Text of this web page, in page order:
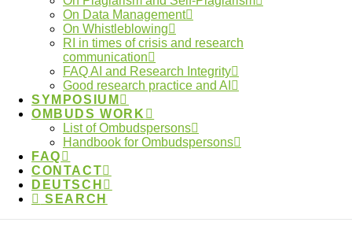
On Data Management
On Whistleblowing
RI in times of crisis and research
communication
FAQ AI and Research Integrity
Good research practice and AI
SYMPOSIUM
OMBUDS WORK
List of Ombudspersons
Handbook for Ombudspersons
FAQ
CONTACT
DEUTSCH
SEARCH
Eugene Chystiakov
Tags:authorships,data usage,ombuds system
plagiarism
Where can I find my local
ombudsperson?